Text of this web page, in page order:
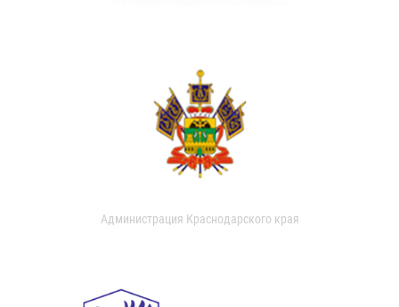
Администрация Краснодарского края